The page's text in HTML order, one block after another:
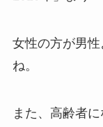
女性の方が男
ね。
また、高齢者